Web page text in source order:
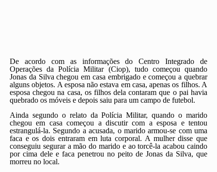
De acordo com as informações do Centro Integrado de
Operações da Polícia Militar (Ciop), tudo começou quando
Jonas da Silva chegou em casa embrigado e começou a quebrar
alguns objetos. A esposa não estava em casa, apenas os filhos. A
esposa chegou na casa, os filhos dela contaram que o pai havia
quebrado os móveis e depois saiu para um campo de futebol.
Ainda segundo o relato da Polícia Militar, quando o marido
chegou em casa começou a discutir com a esposa e tentou
estrangulá-la. Segundo a acusada, o marido armou-se com uma
faca e os dois entraram em luta corporal. A mulher disse que
conseguiu segurar a mão do marido e ao torcê-la acabou caindo
por cima dele e faca penetrou no peito de Jonas da Silva, que
morreu no local.